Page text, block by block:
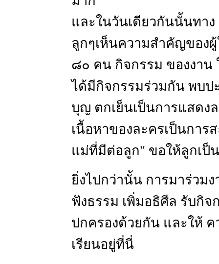
และในวันเดียวกันนั้นทาง
ลูกๆเห็นความสำคัญของ
๘๐ คน กิจกรรม ของงาน
ได้มีกิจกรรมร่วมกัน พบป
บุญ ตกเย็นเป็นการแสดง
เนื้อหาของละครเป็นกา
แม่ที่มีต่อลูก" ขอให้ลูกเป็
ยิ่งไปกว่านั้น การมาร่วม
ฟังธรรม เพิ่มอธิศีล รับกิจ
ปกครองด้วยกัน และให้
เรียนอยู่ที่นี่